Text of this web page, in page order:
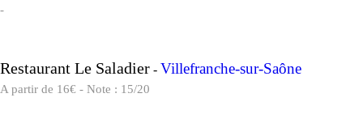
-
Restaurant Le Saladier - Villefranche-sur-Saône
A partir de 16€ - Note : 15/20